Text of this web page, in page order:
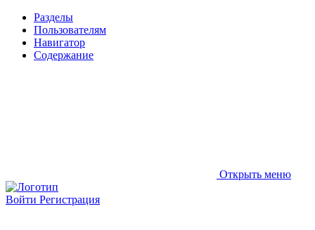
Разделы
Пользователям
Навигатор
Содержание
Открыть меню
Войти Регистрация